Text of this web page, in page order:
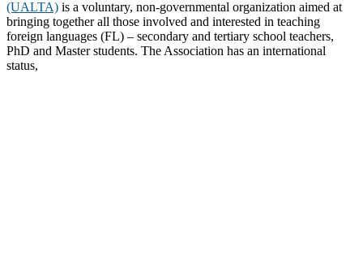
(UALTA) is a voluntary, non-governmental organization aimed at
bringing together all those involved and interested in teaching
foreign languages (FL) – secondary and tertiary school teachers,
PhD and Master students. The Association has an international
status,